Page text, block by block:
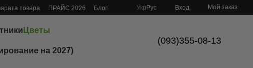
товара ПРАЙС 2026
Блог
Укр Рус Вход Мой заказ
Цветы
на 2027)
(093)355-08-13